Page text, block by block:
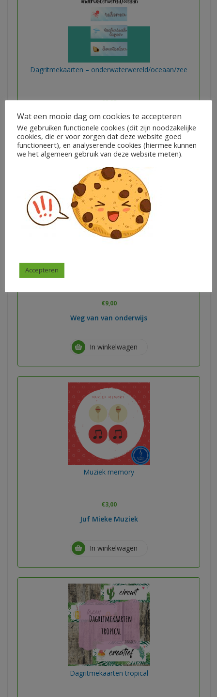
Dagritmekaarten – onderwaterwereld/oceaan/zee
€3,95
Juf Tessateaches
In winkelwagen
Veilig Leren Lezen kern 8 spellenpakket
€9,00
Weg van van onderwijs
In winkelwagen
Muziek memory
€3,00
Juf Mieke Muziek
In winkelwagen
Dagritmekaarten tropical
Wat een mooie dag om cookies te accepteren
We gebruiken functionele cookies (dit zijn noodzakelijke
cookies, die er voor zorgen dat deze website goed
functioneert), en analyserende cookies (hiermee kunnen
we het algemeen gebruik van deze website meten).
Accepteren